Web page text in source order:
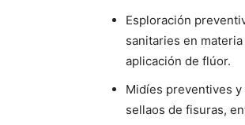
Esploración
sanitaries en
aplicación de flúor.
Midíes preventives
sellaos de fisuras,